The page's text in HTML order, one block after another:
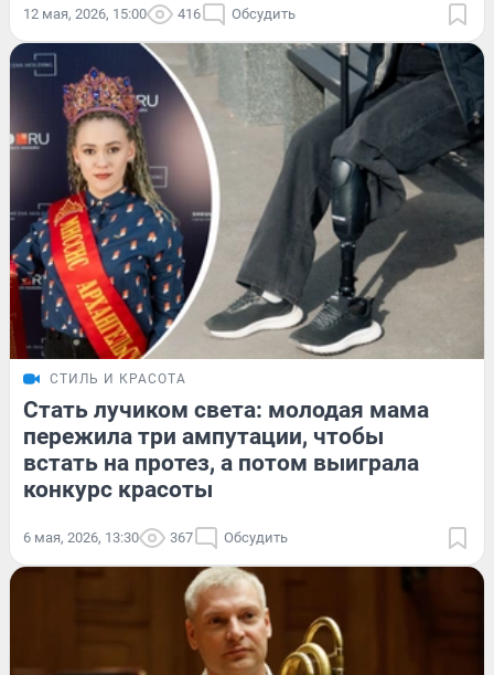
12 мая, 2026, 15:00 416 Обсудить
СТИЛЬ И КРАСОТА
Стать лучиком света: молодая мама
пережила три ампутации, чтобы
встать на протез, а потом выиграла
конкурс красоты
6 мая, 2026, 13:30 367 Обсудить